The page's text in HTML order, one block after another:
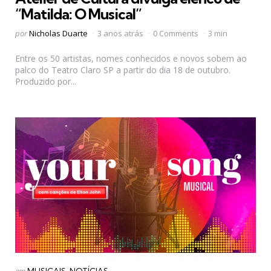
“Matilda: O Musical”
Postado
porNicholas Duarte 3 anos atrás 0 Comments 3 min
Entre os 50 artistas, nomes conhecidos e novos sobem ao
palco do Teatro Claro SP a partir do dia 18 de outubro.
Produzido por...